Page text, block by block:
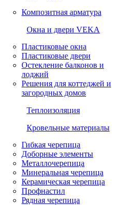
Композитная арматура
Окна и двери VEKA
Пластиковые окна
Пластиковые двери
Остекление балконов и
лоджий
Решения для коттеджей и
загородных домов
Теплоизоляция
Кровельные материалы
Гибкая черепица
Доборные элементы
Металлочерепица
Минеральная черепица
Керамическая черепица
Профнастил
Рядная черепица